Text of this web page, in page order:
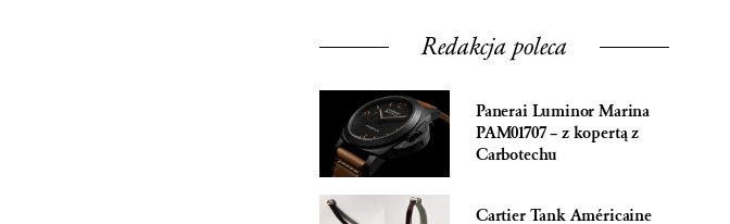
Redakcja poleca
Panerai Luminor Marina
PAM01707 – z kopertą z
Carbotechu
Cartier Tank Américaine